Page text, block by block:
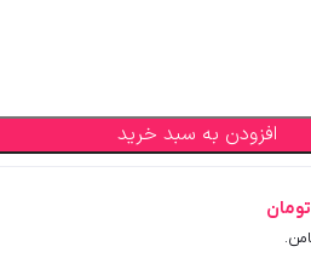
افزودن به سبد خرید
تومان